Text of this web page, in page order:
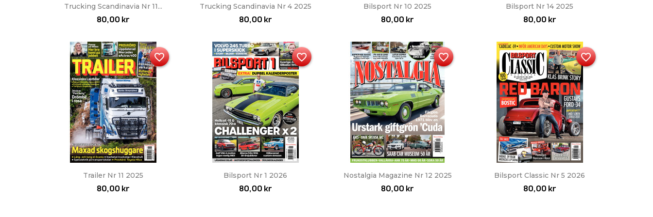
Snabbvy
Trucking Scandinavia Nr 11...
80,00 kr
Snabbvy
Trucking Scandinavia Nr 4 2025
80,00 kr
Snabbvy
Bilsport Nr 10 2025
80,00 kr
Snabbvy
Bilsport Nr 14 2025
80,00 kr
Snabbvy
Trailer Nr 11 2025
80,00 kr
favorite_border
Snabbvy
Bilsport Nr 1 2026
80,00 kr
favorite_border
Snabbvy
Nostalgia Magazine Nr 12 2025
80,00 kr
favorite_border
Snabbvy
Bilsport Classic Nr 5 2026
80,00 kr
favorite_border